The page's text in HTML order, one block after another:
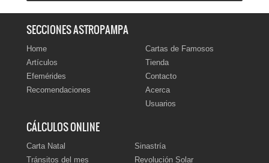
SECCIONES ASTROPAMPA
Home
Artículos
Efemérides
Recomendaciones
Cartas de Famosos
Tienda
Contacto
Acerca
Usuarios
CÁLCULOS ONLINE
Carta Natal
Tránsitos del mes
Sinastría
Revolución Solar